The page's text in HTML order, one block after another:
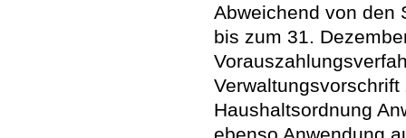
Abweichend von den
bis zum 31.
Haushaltsordnung
ebenso Anwendung